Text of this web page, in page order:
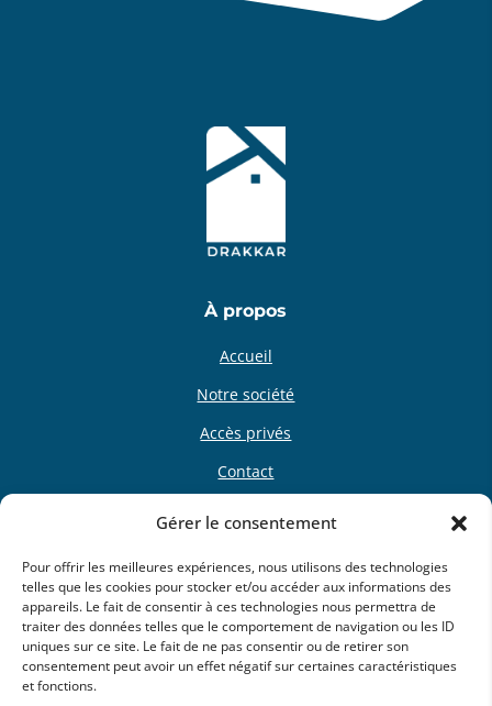
Gérer le consentement
Pour offrir les meilleures expériences, nous utilisons des technologies
telles que les cookies pour stocker et/ou accéder aux informations des
appareils. Le fait de consentir à ces technologies nous permettra de
traiter des données telles que le comportement de navigation ou les ID
uniques sur ce site. Le fait de ne pas consentir ou de retirer son
consentement peut avoir un effet négatif sur certaines caractéristiques
et fonctions.
À propos
Accueil
Notre société
Accès privés
Contact
Programmes neufs
Terrains à bâtir
Nos réalisations